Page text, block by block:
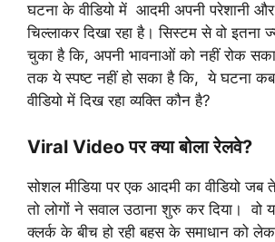
घटना के वीडियो में आदमी अपनी परेशानी और
चिल्लाकर दिखा रहा है। सिस्टम से वो इतना
चुका है कि, अपनी भावनाओं को नहीं रोक
तक ये स्पष्ट नहीं हो सका है कि, ये घटना
वीडियो में दिख रहा व्यक्ति कौन है?
Viral Video पर क्या बोला रेलवे?
सोशल मीडिया पर एक आदमी का वीडियो
तो लोगों ने सवाल उठाना शुरु कर दिया। वो
क्लर्क के बीच हो रही बहस के समाधान को